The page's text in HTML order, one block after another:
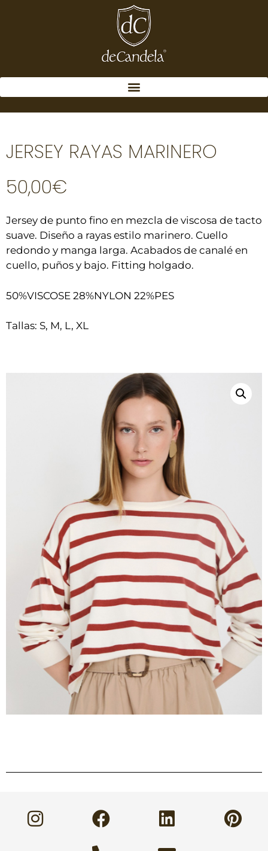
JERSEY RAYAS MARINERO
50,00€
Jersey de punto fino en mezcla de viscosa de tacto
suave. Diseño a rayas estilo marinero. Cuello
redondo y manga larga. Acabados de canalé en
cuello, puños y bajo. Fitting holgado.
50%VISCOSE 28%NYLON 22%PES
Tallas: S, M, L, XL